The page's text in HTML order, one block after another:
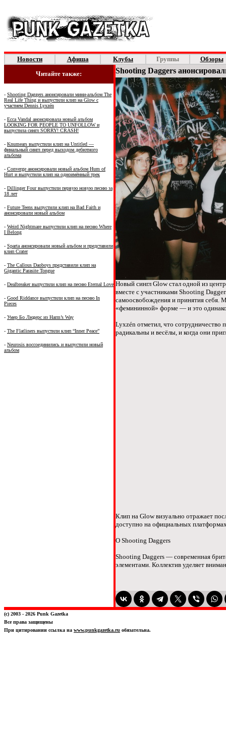
Новости Афиша Клубы Группы
Обзоры
Читайте также:
- Shooting Daggers анонсировали мини-альбом The
Real Life Thing и выпустили клип на Glow с
участием Dennis Lyxzén
- Ecca Vandal анонсировала новый альбом
LOOKING FOR PEOPLE TO UNFOLLOW и
выпустила сингл SORRY! CRASH!
- Knumears выпустили клип на Untitled —
финальный сингл перед выходом дебютного
альбома
- Converge анонсировали новый альбом Hum of
Hurt и выпустили клип на одноимённый трек
- Dillinger Four выпустили первую новую песню за
18 лет
- Future Teens выпустили клип на Bad Faith и
анонсировали новый альбом
- Weird Nightmare выпустили клип на песню Where
I Belong
- Sparta анонсировали новый альбом и представили
клип Crater
- The Callous Daoboys представили клип на
Gigantic Parasite Tongue
- Dealbreaker выпустили клип на песню Eternal Love
- Good Riddance выпустили клип на песню In
Pieces
- Умер Бо Людерс из Harm’s Way
- The Flatliners выпустили клип “Inner Peace”
- Neurosis воссоединились и выпустили новый
альбом
Shooting Daggers
Новый сингл Glow стал одной из
вместе с участниками Shooting
самоосвобождения и принятия себя.
«фемининной» форме — и это
Lyxzén отметил, что сотрудничество
радикальны и весёлы, и когда они
Клип на Glow визуально отражает
доступно на официальных
О Shooting Daggers
Shooting Daggers — современная
элементами. Коллектив уделяет
(c) 2003 - 2026 Punk Gazetka
Все права защищены
При цитировании ссылка на www.punkgazetka.ru обязательна.